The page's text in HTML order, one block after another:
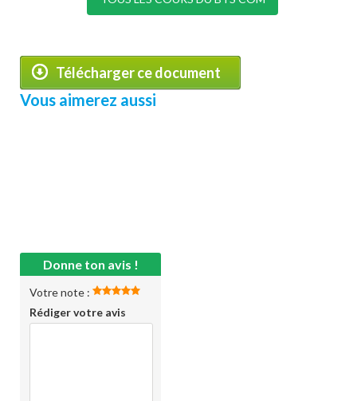
Télécharger ce document
Vous aimerez aussi
Donne ton avis !
Votre note :
Rédiger votre avis